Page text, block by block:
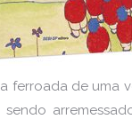
ferroada de uma
sendo